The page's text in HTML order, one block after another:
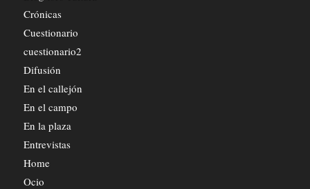
Crónicas
Cuestionario
cuestionario2
Difusión
En el callejón
En el campo
En la plaza
Entrevistas
Home
Ocio